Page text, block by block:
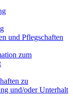
und Pflegschaften
zum
zu
und/oder Unterhalt